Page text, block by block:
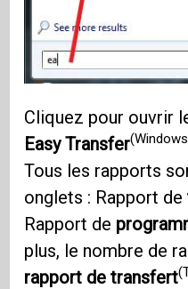
Cliquez pour ouvrir
Easy Transfer
Tous les rapports
onglets : Rapport de
Rapport de
plus, le nombre de
rapport de transfert